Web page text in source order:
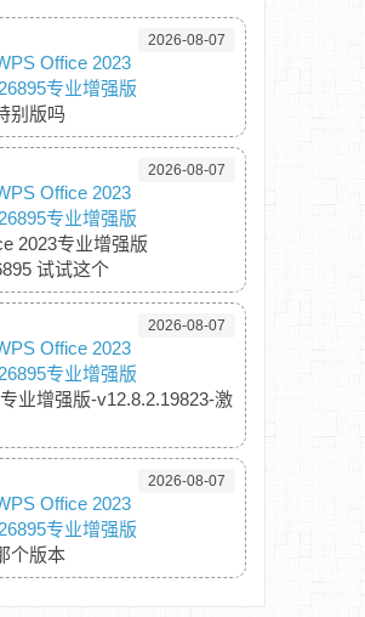
2026-08-07
Office 2023
专业增强版
别版吗
2026-08-07
Office 2023
专业增强版
2023专业增强版
试试这个
2026-08-07
Office 2023
专业增强版
业增强版-v12.8.2.19823-激
2026-08-07
Office 2023
专业增强版
个版本